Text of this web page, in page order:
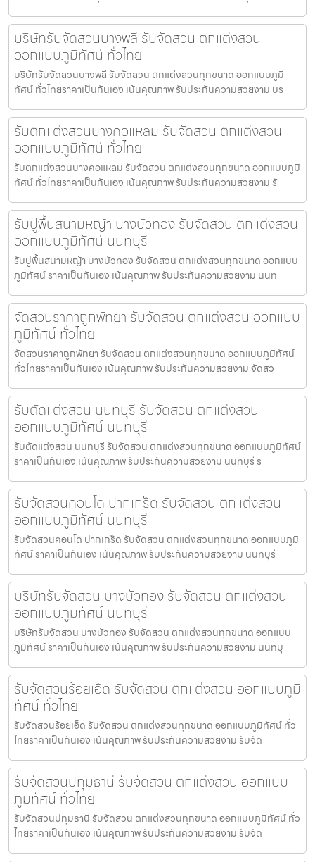
บริษัทรับจัดสวนบางพลี รับจัดสวน ตกแต่งสวน
ออกแบบภูมิทัศน์ ทั่วไทย
บริษัทรับจัดสวนบางพลี รับจัดสวน ตกแต่งสวนทุกขนาด ออกแบบภูมิ
ทัศน์ ทั่วไทยราคาเป็นกันเอง เน้นคุณภาพ รับประกันความสวยงาม บร
รับตกแต่งสวนบางคอแหลม รับจัดสวน ตกแต่งสวน
ออกแบบภูมิทัศน์ ทั่วไทย
รับตกแต่งสวนบางคอแหลม รับจัดสวน ตกแต่งสวนทุกขนาด ออกแบบภูมิ
ทัศน์ ทั่วไทยราคาเป็นกันเอง เน้นคุณภาพ รับประกันความสวยงาม รั
รับปูพื้นสนามหญ้า บางบัวทอง รับจัดสวน ตกแต่งสวน
ออกแบบภูมิทัศน์ นนทบุรี
รับปูพื้นสนามหญ้า บางบัวทอง รับจัดสวน ตกแต่งสวนทุกขนาด ออกแบบ
ภูมิทัศน์ ราคาเป็นกันเอง เน้นคุณภาพ รับประกันความสวยงาม นนท
จัดสวนราคาถูกพัทยา รับจัดสวน ตกแต่งสวน ออกแบบ
ภูมิทัศน์ ทั่วไทย
จัดสวนราคาถูกพัทยา รับจัดสวน ตกแต่งสวนทุกขนาด ออกแบบภูมิทัศน์
ทั่วไทยราคาเป็นกันเอง เน้นคุณภาพ รับประกันความสวยงาม จัดสว
รับตัดแต่งสวน นนทบุรี รับจัดสวน ตกแต่งสวน
ออกแบบภูมิทัศน์ นนทบุรี
รับตัดแต่งสวน นนทบุรี รับจัดสวน ตกแต่งสวนทุกขนาด ออกแบบภูมิทัศน์
ราคาเป็นกันเอง เน้นคุณภาพ รับประกันความสวยงาม นนทบุรี ร
รับจัดสวนคอนโด ปากเกร็ด รับจัดสวน ตกแต่งสวน
ออกแบบภูมิทัศน์ นนทบุรี
รับจัดสวนคอนโด ปากเกร็ด รับจัดสวน ตกแต่งสวนทุกขนาด ออกแบบภูมิ
ทัศน์ ราคาเป็นกันเอง เน้นคุณภาพ รับประกันความสวยงาม นนทบุรี
บริษัทรับจัดสวน บางบัวทอง รับจัดสวน ตกแต่งสวน
ออกแบบภูมิทัศน์ นนทบุรี
บริษัทรับจัดสวน บางบัวทอง รับจัดสวน ตกแต่งสวนทุกขนาด ออกแบบ
ภูมิทัศน์ ราคาเป็นกันเอง เน้นคุณภาพ รับประกันความสวยงาม นนทบุ
รับจัดสวนร้อยเอ็ด รับจัดสวน ตกแต่งสวน ออกแบบภูมิ
ทัศน์ ทั่วไทย
รับจัดสวนร้อยเอ็ด รับจัดสวน ตกแต่งสวนทุกขนาด ออกแบบภูมิทัศน์ ทั่ว
ไทยราคาเป็นกันเอง เน้นคุณภาพ รับประกันความสวยงาม รับจัด
รับจัดสวนปทุมธานี รับจัดสวน ตกแต่งสวน ออกแบบ
ภูมิทัศน์ ทั่วไทย
รับจัดสวนปทุมธานี รับจัดสวน ตกแต่งสวนทุกขนาด ออกแบบภูมิทัศน์ ทั่ว
ไทยราคาเป็นกันเอง เน้นคุณภาพ รับประกันความสวยงาม รับจัด